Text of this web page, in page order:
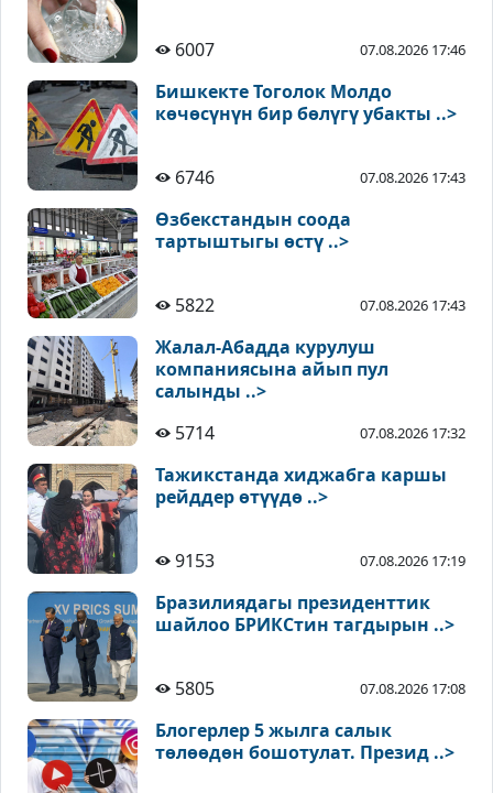
6007 07.08.2026 17:46
Бишкекте Тоголок Молдо
көчөсүнүн бир бөлүгү убакты ..>
6746 07.08.2026 17:43
Өзбекстандын соода
тартыштыгы өстү ..>
5822 07.08.2026 17:43
Жалал-Абадда курулуш
компаниясына айып пул
салынды ..>
5714
07.08.2026 17:32
Тажикстанда хиджабга каршы
рейддер өтүүдө ..>
9153 07.08.2026 17:19
Бразилиядагы президенттик
шайлоо БРИКСтин тагдырын ..>
5805 07.08.2026 17:08
Блогерлер 5 жылга салык
төлөөдөн бошотулат. Презид ..>